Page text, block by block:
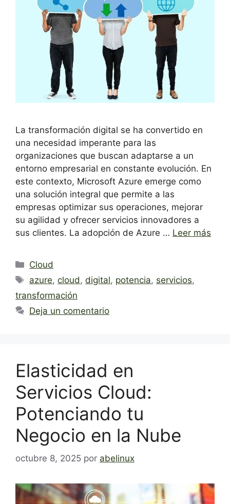
La transformación digital se ha convertido en
una necesidad imperante para las
organizaciones que buscan adaptarse a un
entorno empresarial en constante evolución. En
este contexto, Microsoft Azure emerge como
una solución integral que permite a las
empresas optimizar sus operaciones, mejorar
su agilidad y ofrecer servicios innovadores a
sus clientes. La adopción de Azure … Leer más
Categorías
Cloud
Etiquetas
azure,cloud,digital, potencia, servicios,
transformación
Deja un comentario
Elasticidad en
Servicios Cloud:
Potenciando tu
Negocio en la Nube
octubre 8, 2025 por abelinux